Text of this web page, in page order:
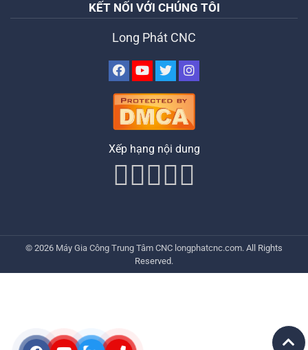
KẾT NỐI VỚI CHÚNG TÔI
Long Phát CNC
Xếp hạng nội dung
© 2026 Máy Gia Công Trung Tâm CNC longphatcnc.com. All Rights
Reserved.